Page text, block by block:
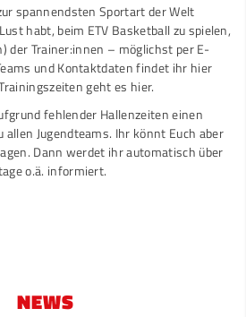
spannendsten Sportart der Welt
habt, beim ETV Basketball zu spielen,
der Trainer:innen – möglichst per E-
und Kontaktdaten findet ihr hier
geht es hier.
fehlender Hallenzeiten einen
Jugendteams. Ihr könnt Euch aber
Dann werdet ihr automatisch über
o.ä. informiert.
NEWS